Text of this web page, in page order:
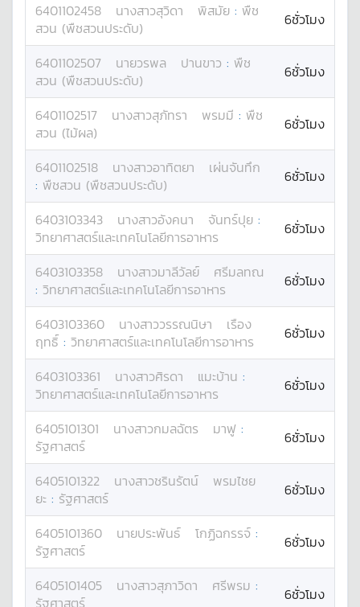
6401102458 นางสาวสุวิดา พิสมัย : พืช
สวน (พืชสวนประดับ)
6ชั่วโมง
6401102507 นายวรพล ปานขาว : พืช
สวน (พืชสวนประดับ)
6ชั่วโมง
6401102517 นางสาวสุภัทรา พรมมี : พืช
สวน (ไม้ผล)
6ชั่วโมง
6401102518 นางสาวอาทิตยา
เผ่นจันทึก
: พืชสวน (พืชสวนประดับ) 6ชั่วโมง
6403103343 นางสาวอังคนา จันทร์ปุย :
วิทยาศาสตร์และเทคโนโลยีการอาหาร
6ชั่วโมง
6403103358 นางสาวมาลีวัลย์
ศรีมลทณ
: วิทยาศาสตร์และเทคโนโลยีการอาหาร 6ชั่วโมง
6403103360 นางสาววรรณนิษา
เรือง
ฤทธิ์ : วิทยาศาสตร์และเทคโนโลยีการอาหาร 6ชั่วโมง
6403103361 นางสาวศิรดา แมะบ้าน :
วิทยาศาสตร์และเทคโนโลยีการอาหาร
6ชั่วโมง
6405101301 นางสาวกมลฉัตร มาฟู :
รัฐศาสตร์
6ชั่วโมง
6405101322 นางสาวชรินรัตน์
พรมไชย
ยะ : รัฐศาสตร์ 6ชั่วโมง
6405101360 นายประพันธ์ โกฏิฉกรรจ์ :
รัฐศาสตร์
6ชั่วโมง
6405101405 นางสาวสุภาวิดา ศรีพรม :
รัฐศาสตร์
6ชั่วโมง